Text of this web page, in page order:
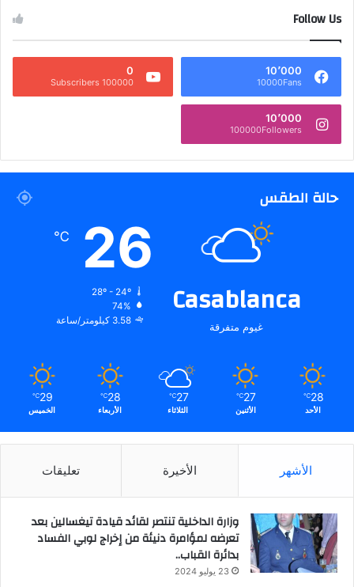
Follow Us
10٬000
10000Fans
0
100000 Subscribers
10٬000
100000Followers
حالة الطقس
Casablanca
غيوم متفرقة
26
℃
28º - 24º
74%
3.58 كيلومتر/ساعة
28
℃
الأحد
27
℃
الأثنين
27
℃
الثلاثاء
28
℃
الأربعاء
29
℃
الخميس
الأشهر الأخيرة تعليقات
وزارة الداخلية تنتصر لقائد قيادة تيغسالين بعد
تعرضه لمؤامرة دنيئة من إخراج لوبي الفساد
بدائرة القباب..
23 يوليو 2024